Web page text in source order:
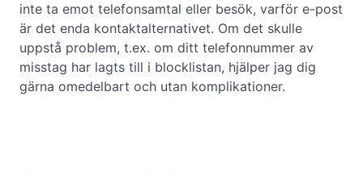
inte ta emot telefonsamtal eller besök, varför e-post
är det enda kontaktalternativet. Om det skulle
uppstå problem, t.ex. om ditt telefonnummer av
misstag har lagts till i blocklistan, hjälper jag dig
gärna omedelbart och utan komplikationer.